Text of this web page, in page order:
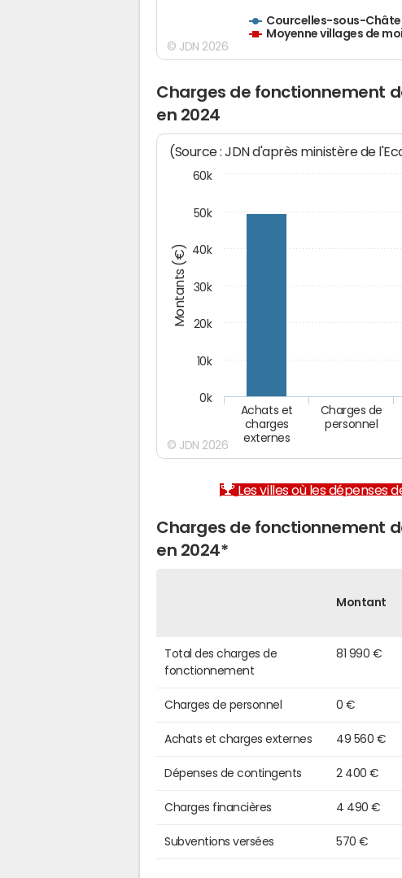
Courcelles-sous-
Moyenne villages de
© JDN 2026
Charges de fonctionnement
en 2024
Montants (€)
(Source : JDN d'après ministère de
Achats et
charges
externes
Charges de
personnel
0k
10k
20k
30k
40k
50k
60k
© JDN 2026
Les villes où les dépenses
Charges de fonctionnement
en 2024*
Montant
Total des charges de
fonctionnement
81 990 €
Charges de personnel 0 €
Achats et charges externes 49 560 €
Dépenses de contingents 2 400 €
Charges financières 4 490 €
Subventions versées 570 €